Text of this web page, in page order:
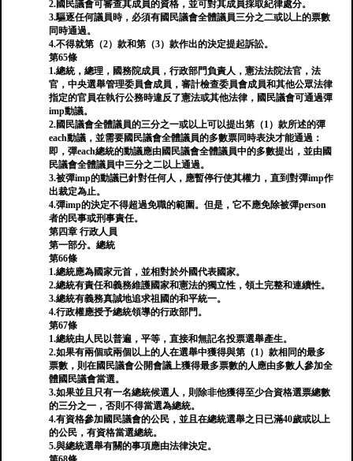
2.國民議會可審查其成員的資格，並可對其成員採取紀律處分。
3.驅逐任何議員時，必須有國民議會全體議員三分之二或以上的票數
同時通過。
4.不得就第（2）款和第（3）款作出的決定提起訴訟。
第65條
1.總統，總理，國務院成員，行政部門負責人，憲法法院法官，法
官，中央選舉管理委員會成員，審計檢查委員會成員和其他公眾法律
指定的官員在執行公務時違反了憲法或其他法律，國民議會可通過彈
imp動議。
2.國民議會全體議員的三分之一或以上可以提出第（1）款所述的彈
each動議，並需要國民議會全體議員的多數票同時表決才能通過：
即，彈each總統的動議應由國民議會全體議員中的多數提出，並由國
民議會全體議員中三分之二以上通過。
3.被彈imp的動議已針對任何人，應暫停行使其權力，直到對彈imp作
出裁定為止。
4.彈imp的決定不得超過免職的範圍。但是，它不應免除被彈person
者的民事或刑事責任。
第四章 行政人員
第一部分。總統
第66條
1.總統應為國家元首，並相對於外國代表國家。
2.總統有責任和義務維護國家和憲法的獨立性，領土完整和連續性。
3.總統有義務真誠地追求祖國的和平統一。
4.行政權應授予總統領導的行政部門。
第67條
1.總統由人民以普遍，平等，直接和無記名投票選舉產生。
2.如果有兩個或兩個以上的人在選舉中獲得與第（1）款相同的最多
票數，則在國民議會公開會議上獲得最多票數的人應由多數人參加全
體國民議會當選。
3.如果並且只有一名總統候選人，則除非他獲得至少合資格選票總數
的三分之一，否則不得當選為總統。
4.有資格參加國民議會的公民，並且在總統選舉之日已滿40歲或以上
的公民，有資格當選總統。
5.與總統選舉有關的事項應由法律決定。